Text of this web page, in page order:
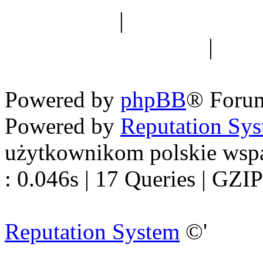
|
|
Powered by phpBB®
Powered by Reputation
użytkownikom polskie
: 0.046s | 17 Queries |
Reputation System ©'